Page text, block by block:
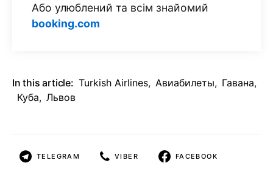
Або улюблений та всім знайомий
booking.com
In this article: Turkish Airlines, Авиабилеты, Гавана,
Куба, Львов
TELEGRAM VIBER FACEBOOK